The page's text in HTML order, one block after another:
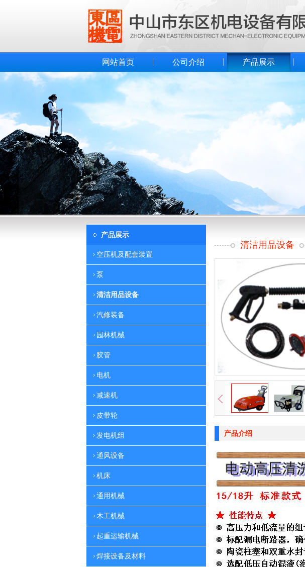
网站首页 公司介绍 产品展示
产品展示
空压机及配套装置
泵
清洁用品设备
汽修装备
园林机械
胶管
电机
减速机
皮带轮
发电机组
通风设备
机床
通用机械
木工机械
起重运输机械
焊接设备及材料
清洁用品设备
产品介绍